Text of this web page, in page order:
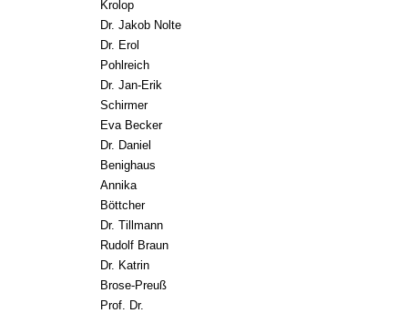
Krolop
Dr. Jakob Nolte
Dr. Erol
Pohlreich
Dr. Jan-Erik
Schirmer
Eva Becker
Dr. Daniel
Benighaus
Annika
Böttcher
Dr. Tillmann
Rudolf Braun
Dr. Katrin
Brose-Preuß
Prof. Dr.